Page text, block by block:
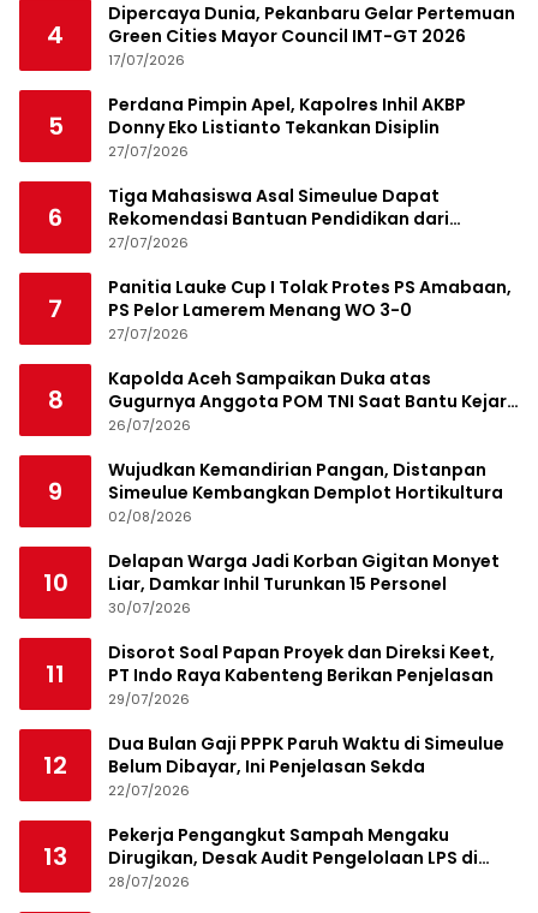
4
Dipercaya Dunia, Pekanbaru Gelar Pertemuan
Green Cities Mayor Council IMT-GT 2026
17/07/2026
5
Perdana Pimpin Apel, Kapolres Inhil AKBP
Donny Eko Listianto Tekankan Disiplin
27/07/2026
6
Tiga Mahasiswa Asal Simeulue Dapat
Rekomendasi Bantuan Pendidikan dari
Jamaluddin Idham
27/07/2026
7
Panitia Lauke Cup I Tolak Protes PS Amabaan,
PS Pelor Lamerem Menang WO 3-0
27/07/2026
8
Kapolda Aceh Sampaikan Duka atas
Gugurnya Anggota POM TNI Saat Bantu Kejar
Bandar Narkoba
26/07/2026
9
Wujudkan Kemandirian Pangan, Distanpan
Simeulue Kembangkan Demplot Hortikultura
02/08/2026
10
Delapan Warga Jadi Korban Gigitan Monyet
Liar, Damkar Inhil Turunkan 15 Personel
30/07/2026
11
Disorot Soal Papan Proyek dan Direksi Keet,
PT Indo Raya Kabenteng Berikan Penjelasan
29/07/2026
12
Dua Bulan Gaji PPPK Paruh Waktu di Simeulue
Belum Dibayar, Ini Penjelasan Sekda
22/07/2026
13
Pekerja Pengangkut Sampah Mengaku
Dirugikan, Desak Audit Pengelolaan LPS di
Pekanbaru
28/07/2026